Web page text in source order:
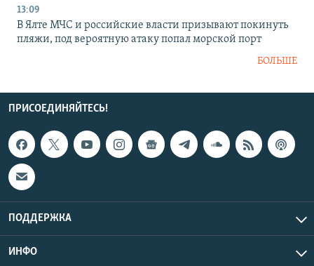
13:09
В Ялте МЧС и российские власти призывают покинуть
пляжи, под вероятную атаку попал морской порт
БОЛЬШЕ
ПРИСОЕДИНЯЙТЕСЬ!
ПОДДЕРЖКА
ИНФО